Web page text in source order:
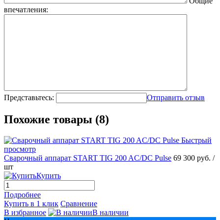
впечатления:
Представьтесь: Отправить отзыв
Похожие товары (8)
Быстрый
просмотр
Сварочный аппарат START TIG 200 AC/DC Pulse 69 300 руб. /
шт
Купить
Подробнее
Купить в 1 клик Сравнение
В избранное
В наличии